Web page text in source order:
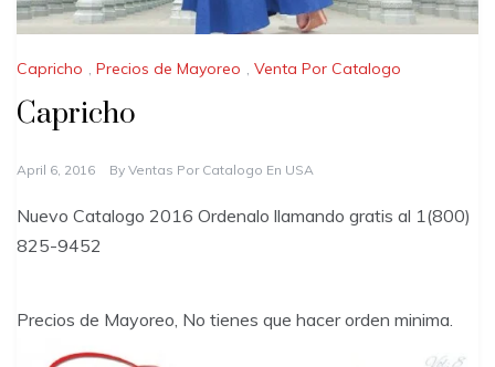
Capricho , Precios de Mayoreo , Venta Por Catalogo
Capricho
April 6, 2016 By Ventas Por Catalogo En USA
Nuevo Catalogo 2016 Ordenalo llamando gratis al 1(800)
825-9452
Precios de Mayoreo, No tienes que hacer orden minima.